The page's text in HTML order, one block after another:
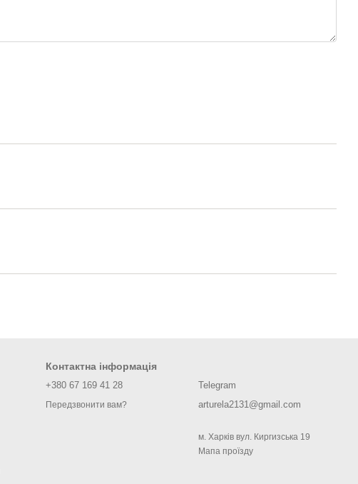
Контактна інформація
+380 67 169 41 28
Передзвонити вам?
Telegram
arturela2131@gmail.com
м. Харків вул. Киргизська 19
Мапа проїзду